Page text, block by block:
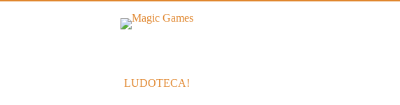
LUDOTECA!